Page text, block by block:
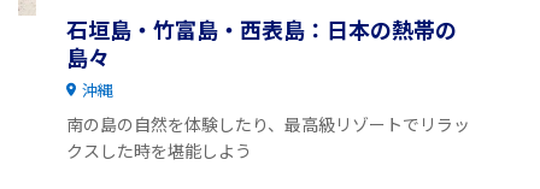
石垣島・竹富島・西表島：日本の熱帯の
島々
沖縄
南の島の自然を体験したり、最高級リゾートでリラッ
クスした時を堪能しよう